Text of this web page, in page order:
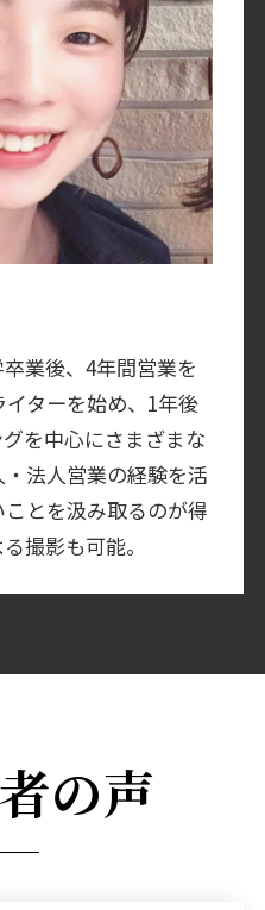
業後、4年間営業を
ターを始め、1年後
を中心にさまざまな
法人営業の経験を活
とを汲み取るのが得
撮影も可能。
の声